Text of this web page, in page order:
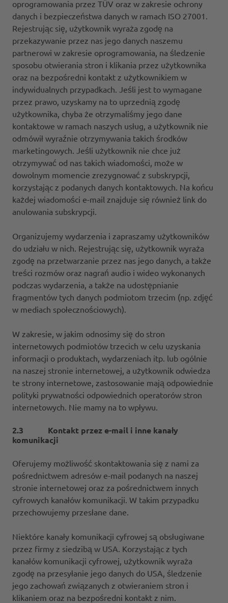
oprogramowania przez TÜV oraz w zakresie ochrony
danych i bezpieczeństwa danych w ramach ISO 27001.
Rejestrując się, użytkownik wyraża zgodę na
przekazywanie przez nas jego danych naszemu
partnerowi w zakresie oprogramowania, na śledzenie
sposobu otwierania stron i klikania przez użytkownika
oraz na bezpośredni kontakt z użytkownikiem w
indywidualnych przypadkach. Jeśli jest to wymagane
przez prawo, uzyskamy na to uprzednią zgodę
użytkownika, chyba że otrzymaliśmy jego dane
kontaktowe w ramach naszych usług, a użytkownik nie
odmówił wyraźnie otrzymywania takich środków
marketingowych. Jeśli użytkownik nie chce już
otrzymywać od nas takich wiadomości, może w
dowolnym momencie zrezygnować z subskrypcji,
korzystając z podanych danych kontaktowych. Na końcu
każdej wiadomości e-mail znajduje się również link do
anulowania subskrypcji.
Organizujemy wydarzenia i zapraszamy użytkowników
do udziału w nich. Rejestrując się, użytkownik wyraża
zgodę na przetwarzanie przez nas jego danych, a także
treści rozmów oraz nagrań audio i wideo wykonanych
podczas wydarzenia, a także na udostępnianie
fragmentów tych danych podmiotom trzecim (np. zdjęć
w mediach społecznościowych).
W zakresie, w jakim odnosimy się do stron
internetowych podmiotów trzecich w celu uzyskania
informacji o produktach, wydarzeniach itp. lub ogólnie
na naszej stronie internetowej, a użytkownik odwiedza
te strony internetowe, zastosowanie mają odpowiednie
polityki prywatności odpowiednich operatorów stron
internetowych. Nie mamy na to wpływu.
2.3 Kontakt przez e-mail i inne kanały
komunikacji
Oferujemy możliwość skontaktowania się z nami za
pośrednictwem adresów e-mail podanych na naszej
stronie internetowej oraz za pośrednictwem innych
cyfrowych kanałów komunikacji. W takim przypadku
przechowujemy przesłane dane.
Niektóre kanały komunikacji cyfrowej są obsługiwane
przez firmy z siedzibą w USA. Korzystając z tych
kanałów komunikacji cyfrowej, użytkownik wyraża
zgodę na przesyłanie jego danych do USA, śledzenie
jego zachowań związanych z otwieraniem stron i
klikaniem oraz na bezpośredni kontakt z nim.